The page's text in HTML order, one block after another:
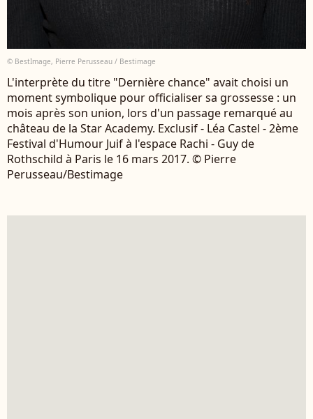
© BestImage, Pierre Perusseau / Bestimage
L'interprète du titre "Dernière chance" avait choisi un
moment symbolique pour officialiser sa grossesse : un
mois après son union, lors d'un passage remarqué au
château de la Star Academy. Exclusif - Léa Castel - 2ème
Festival d'Humour Juif à l'espace Rachi - Guy de
Rothschild à Paris le 16 mars 2017. © Pierre
Perusseau/Bestimage